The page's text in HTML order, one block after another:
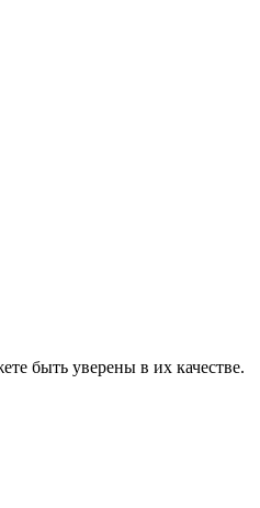
быть уверены в их качестве.